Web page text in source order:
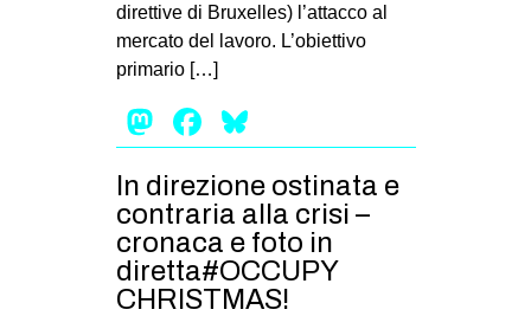
direttive di Bruxelles) l’attacco al
mercato del lavoro. L’obiettivo
primario […]
Mastodon
Facebook
In direzione ostinata e
contraria alla crisi –
cronaca e foto in
diretta#OCCUPY
CHRISTMAS!